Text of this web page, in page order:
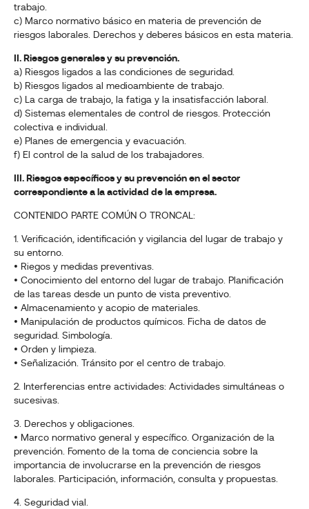
trabajo.
c) Marco normativo básico en materia de prevención de
riesgos laborales. Derechos y deberes básicos en esta materia.
II. Riesgos generales y su prevención.
a) Riesgos ligados a las condiciones de seguridad.
b) Riesgos ligados al medioambiente de trabajo.
c) La carga de trabajo, la fatiga y la insatisfacción laboral.
d) Sistemas elementales de control de riesgos. Protección
colectiva e individual.
e) Planes de emergencia y evacuación.
f) El control de la salud de los trabajadores.
III. Riesgos específicos y su prevención en el sector
correspondiente a la actividad de la empresa.
CONTENIDO PARTE COMÚN O TRONCAL:
1. Verificación, identificación y vigilancia del lugar de trabajo y
su entorno.
• Riegos y medidas preventivas.
• Conocimiento del entorno del lugar de trabajo. Planificación
de las tareas desde un punto de vista preventivo.
• Almacenamiento y acopio de materiales.
• Manipulación de productos químicos. Ficha de datos de
seguridad. Simbología.
• Orden y limpieza.
• Señalización. Tránsito por el centro de trabajo.
2. Interferencias entre actividades: Actividades simultáneas o
sucesivas.
3. Derechos y obligaciones.
• Marco normativo general y específico. Organización de la
prevención. Fomento de la toma de conciencia sobre la
importancia de involucrarse en la prevención de riesgos
laborales. Participación, información, consulta y propuestas.
4. Seguridad vial.